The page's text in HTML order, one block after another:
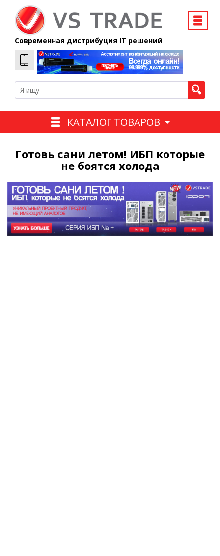
Современная дистрибуция IT решений
КАТАЛОГ ТОВАРОВ
Готовь сани летом! ИБП которые
не боятся холода